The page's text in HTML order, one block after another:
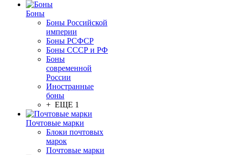
Боны
Боны Российской
империи
Боны РСФСР
Боны СССР и РФ
Боны
современной
России
Иностранные
боны
+ ЕЩЕ 1
Почтовые марки
Блоки почтовых
марок
Почтовые марки